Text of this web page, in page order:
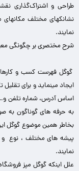
طراحی و اشتراک‌گذاری
نشانکهای مختلف مکانهای
نمایند.
شرح مختصری بر چگونگی
گوگل فهرست کسب و
ایجاد مینماید و برای تقلیل
اساس آدرس، شماره تلفن
به حرفه های گوناگون به‌
بخاطر همین موضوع گوگل
نمایند.
علل اینکه گوگل مپز